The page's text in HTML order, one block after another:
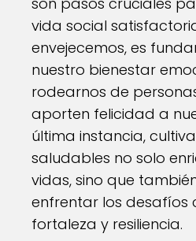
vida social
envejecemos, es
nuestro bienestar
rodearnos de
aporten felicidad a
última instancia,
saludables no solo
vidas, sino que
enfrentar los desafíos
fortaleza y resiliencia.